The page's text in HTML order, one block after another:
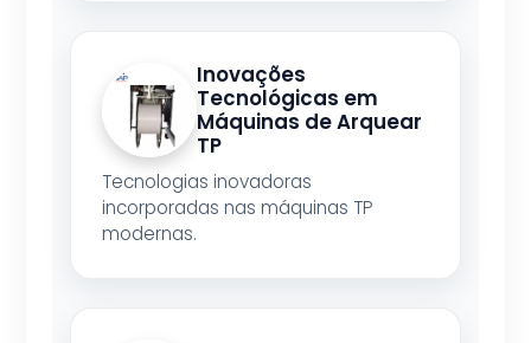
Inovações
Tecnológicas em
Máquinas de Arquear
TP
Tecnologias inovadoras
incorporadas nas máquinas TP
modernas.